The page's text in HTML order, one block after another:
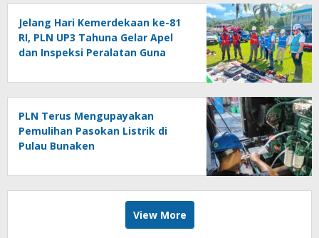
Jelang Hari Kemerdekaan ke-81
RI, PLN UP3 Tahuna Gelar Apel
dan Inspeksi Peralatan Guna
Kepulauan Nusa Utara
PLN Terus Mengupayakan
Pemulihan Pasokan Listrik di
Pulau Bunaken
View More